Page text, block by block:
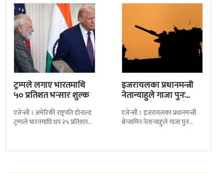
ट्रम्पले लगाए भारतमाथि
५० प्रतिशत भन्सार शुल्क
एजेन्सी । अमेरिकी राष्ट्रपति डोनाल्ड
ट्रम्पले भारतमाथि थप २५ प्रतिशत
इजरायलका प्रधानमन्त्री
नेतान्याहुले गाजा पुनः
कब्जाको प्रस्ताव राखे
एजेन्सी । इजरायलका प्रधानमन्त्री
बेन्जामिन नेतान्याहुले गाजा पुनः
लगायत धेरै